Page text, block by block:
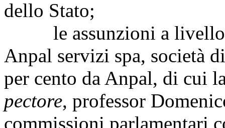
dello Stato;
le assunzioni a livello
Anpal servizi spa, società
per cento da Anpal, di cui
pectore, professor
commissioni parlamentari